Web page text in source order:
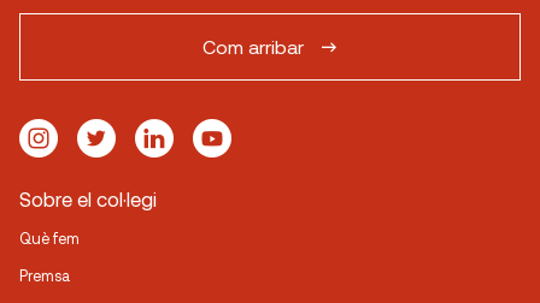
Com arribar
Sobre el col·legi
Què fem
Premsa